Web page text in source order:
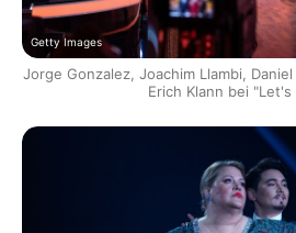
Getty Images
Jorge Gonzalez, Joachim Llambi,
Erich Klann bei "Let's